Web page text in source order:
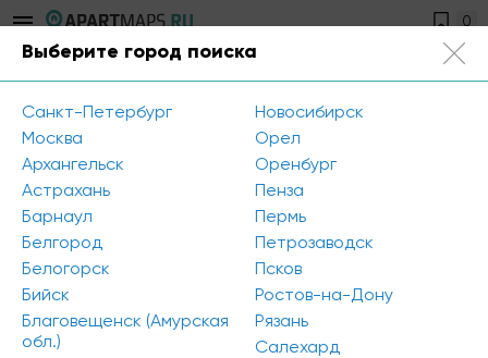
0
Главная/
Петербурге снизилась с 33,6 до 30,9 кв.м за 2020 год
Средняя площадь строящихся
апартаментов в Санкт-Петербурге
снизилась с 33,6 до 30,9 кв.м за 2020
год
Выберите город поиска
Санкт-Петербург
Москва
Архангельск
Астрахань
Барнаул
Белгород
Белогорск
Бийск
Благовещенск (Амурская
обл.)
Новосибирск
Орел
Оренбург
Пенза
Пермь
Петрозаводск
Псков
Ростов-на-Дону
Рязань
Салехард